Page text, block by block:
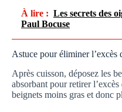
À lire : Les secrets des
Paul Bocuse
Astuce pour éliminer l’excès
Après cuisson, déposez les
absorbant pour retirer
beignets moins gras et donc